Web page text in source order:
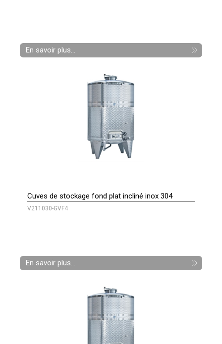
En savoir plus...
Cuves de stockage fond plat incliné inox 304
V211030-GVF4
En savoir plus...